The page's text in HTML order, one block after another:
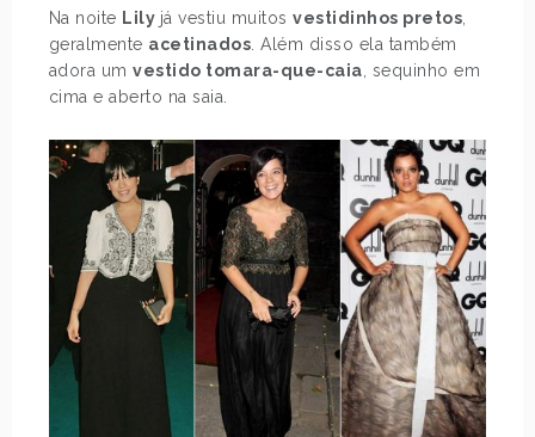
Na noite Lily já vestiu muitosvestidinhos pretos
geralmente acetinados . Além disso ela também
adora umvestido tomara-que-caia , sequinho em
cima e aberto na saia.